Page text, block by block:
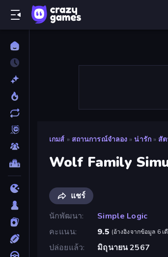
เกมส์ » สถานการณ์จำลอง » น่ารัก » สั
Wolf Family
แชร์
นักพัฒนา
Simple Logic
คะแนน
9.5 (อ้างอิงจากข้อมูล 6
ปล่อยแล้ว
มิถุนายน 2567